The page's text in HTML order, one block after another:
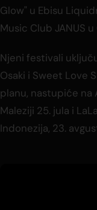
Glow" u Ebisu
Music Club JANUS
Njeni festivali
Osaki i Sweet Love
planu, nastupiće na
Maleziji 25. jula i
Indonezija, 23.